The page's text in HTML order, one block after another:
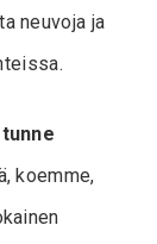
neuvoja ja
koemme,